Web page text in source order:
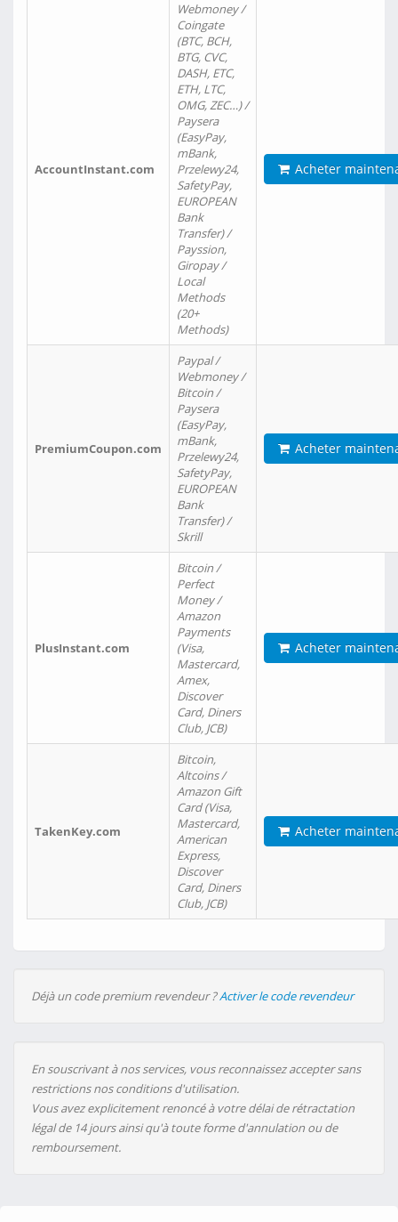
AccountInstant.com
Webmoney /
Coingate
(BTC, BCH,
BTG, CVC,
DASH, ETC,
ETH, LTC,
OMG, ZEC…) /
Paysera
(EasyPay,
mBank,
Przelewy24,
SafetyPay,
EUROPEAN
Bank
Transfer) /
Payssion,
Giropay /
Local
Methods
(20+
Methods)
Acheter
PremiumCoupon.com
Paypal /
Webmoney /
Bitcoin /
Paysera
(EasyPay,
mBank,
Przelewy24,
SafetyPay,
EUROPEAN
Bank
Transfer) /
Skrill
Acheter
PlusInstant.com
Bitcoin /
Perfect
Money /
Amazon
Payments
(Visa,
Mastercard,
Amex,
Discover
Card, Diners
Club, JCB)
Acheter
TakenKey.com
Bitcoin,
Altcoins /
Amazon Gift
Card (Visa,
Mastercard,
American
Express,
Discover
Card, Diners
Club, JCB)
Acheter
Déjà un code premium revendeur ?Activer le code revendeur
En souscrivant à nos services, vous reconnaissez accepter sans
restrictions nos conditions d'utilisation.
Vous avez explicitement renoncé à votre délai de rétractation
légal de 14 jours ainsi qu'à toute forme d'annulation ou de
remboursement.